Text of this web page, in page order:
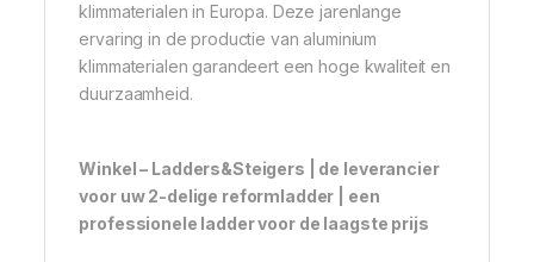
klimmaterialen in Europa. Deze jarenlange
ervaring in de productie van aluminium
klimmaterialen garandeert een hoge kwaliteit en
duurzaamheid.
Winkel – Ladders&Steigers | de leverancier
voor uw 2-delige reformladder | een
professionele ladder voor de laagste prijs